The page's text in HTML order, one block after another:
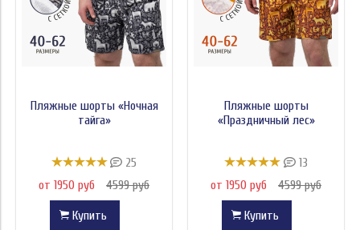
Пляжные шорты «Ночная
тайга»
25
от 1950 руб
4599 руб
Купить
Пляжные шорты
«Праздничный лес»
13
от 1950 руб
4599 руб
Купить